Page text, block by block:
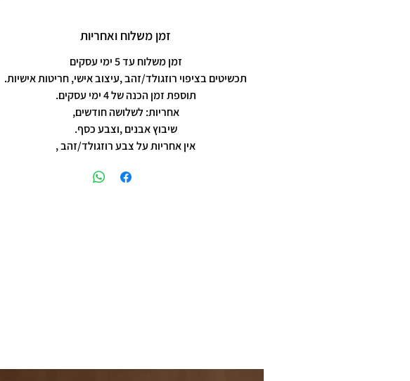
זמן משלוח ואחריות
זמן משלוח עד 5 ימי עסקים
תכשיטים בציפוי רוזגולד/זהב ,עיצוב אישי, חריטות אישיות.
תוספת זמן הכנה של 4 ימי עסקים.
אחריות: לשלושה חודשים,
שיבוץ אבנים ,וצבע כסף.
אין אחריות על צבע רוזגולד/זהב ,